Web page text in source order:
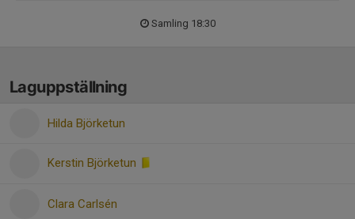
Samling 18:30
Laguppställning
Hilda Björketun
Kerstin Björketun
Clara Carlsén